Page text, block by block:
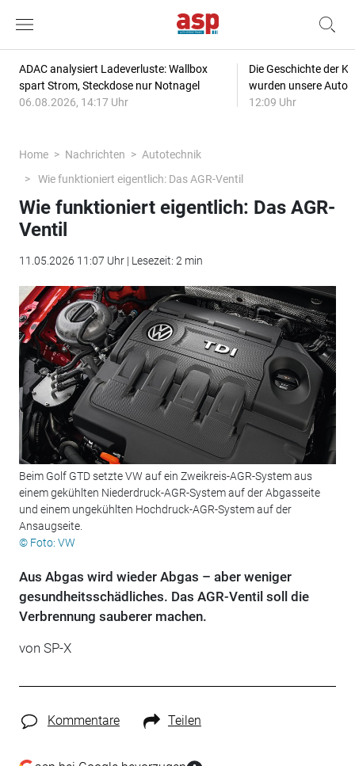
ADAC analysiert Ladeverluste: Wallbox
spart Strom, Steckdose nur Notnagel
06.08.2026, 14:17 Uhr
Die Geschichte der
wurden unsere
12:09 Uhr
Home Nachrichten
Autotechnik
Wie funktioniert eigentlich: Das AGR-Ventil
Wie funktioniert eigentlich: Das AGR-
Ventil
11.05.2026 11:07 Uhr | Lesezeit: 2 min
Beim Golf GTD setzte VW auf ein Zweikreis-AGR-System aus
einem gekühlten Niederdruck-AGR-System auf der Abgasseite
und einem ungekühlten Hochdruck-AGR-System auf der
Ansaugseite.
© Foto: VW
Aus Abgas wird wieder Abgas – aber weniger
gesundheitsschädliches. Das AGR-Ventil soll die
Verbrennung sauberer machen.
von SP-X
Kommentare Teilen